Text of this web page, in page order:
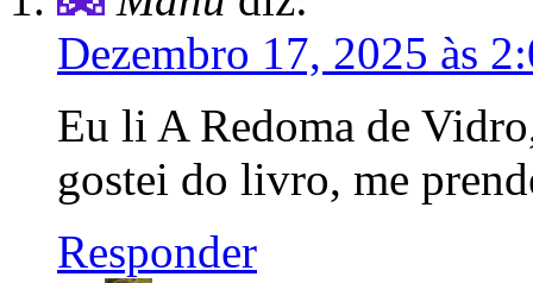
Dezembro 17, 2025 às
Eu li A Redoma de
gostei do livro, me
Responder